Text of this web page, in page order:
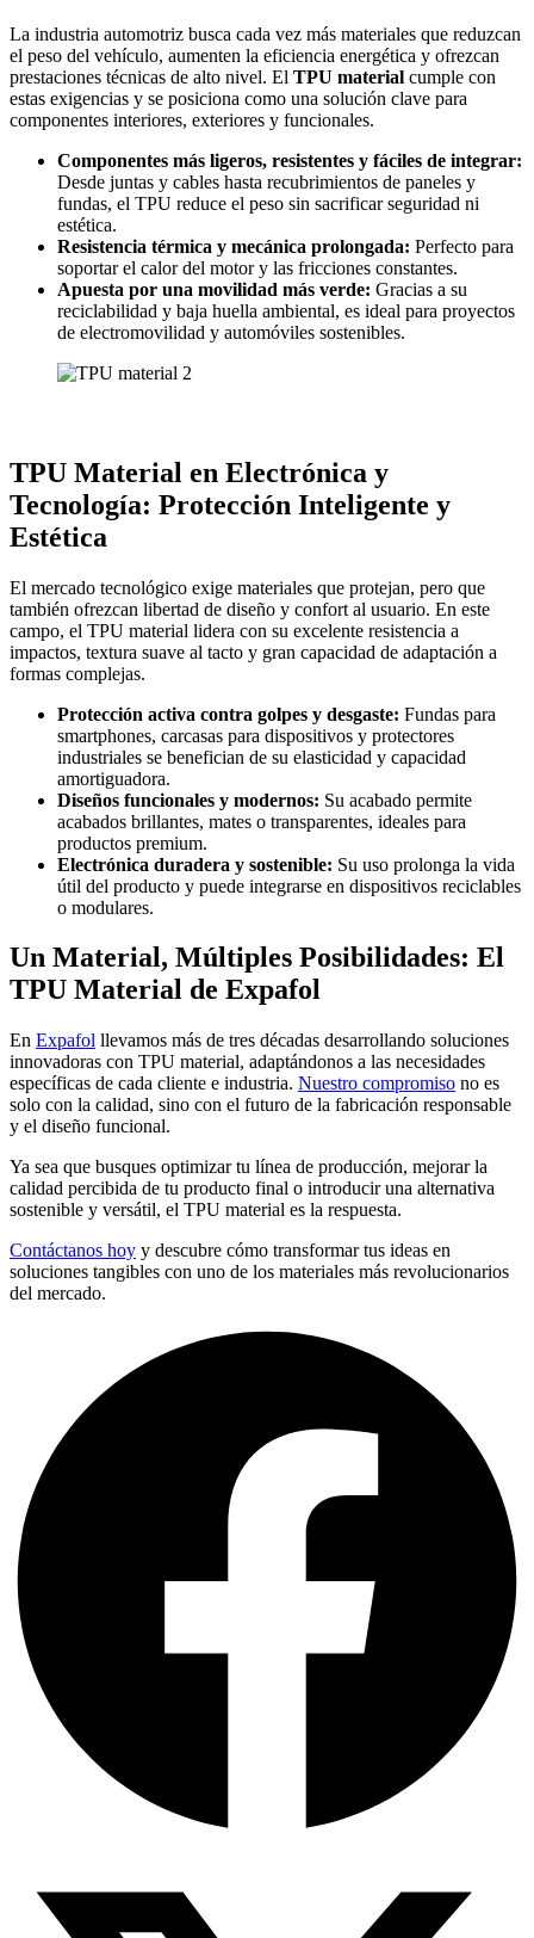
La industria automotriz busca cada vez más materiales que reduzcan
el peso del vehículo, aumenten la eficiencia energética y ofrezcan
prestaciones técnicas de alto nivel. El TPU material cumple con
estas exigencias y se posiciona como una solución clave para
componentes interiores, exteriores y funcionales.
Componentes más ligeros, resistentes y fáciles de integrar:
Desde juntas y cables hasta recubrimientos de paneles y
fundas, el TPU reduce el peso sin sacrificar seguridad ni
estética.
Resistencia térmica y mecánica prolongada: Perfecto para
soportar el calor del motor y las fricciones constantes.
Apuesta por una movilidad más verde: Gracias a su
reciclabilidad y baja huella ambiental, es ideal para proyectos
de electromovilidad y automóviles sostenibles.
TPU Material en Electrónica y
Tecnología: Protección Inteligente y
Estética
El mercado tecnológico exige materiales que protejan, pero que
también ofrezcan libertad de diseño y confort al usuario. En este
campo, el TPU material lidera con su excelente resistencia a
impactos, textura suave al tacto y gran capacidad de adaptación a
formas complejas.
Protección activa contra golpes y desgaste: Fundas para
smartphones, carcasas para dispositivos y protectores
industriales se benefician de su elasticidad y capacidad
amortiguadora.
Diseños funcionales y modernos: Su acabado permite
acabados brillantes, mates o transparentes, ideales para
productos premium.
Electrónica duradera y sostenible: Su uso prolonga la vida
útil del producto y puede integrarse en dispositivos reciclables
o modulares.
Un Material, Múltiples Posibilidades: El
TPU Material de Expafol
En Expafol llevamos más de tres décadas desarrollando soluciones
innovadoras con TPU material, adaptándonos a las necesidades
específicas de cada cliente e industria. Nuestro compromiso no es
solo con la calidad, sino con el futuro de la fabricación responsable
y el diseño funcional.
Ya sea que busques optimizar tu línea de producción, mejorar la
calidad percibida de tu producto final o introducir una alternativa
sostenible y versátil, el TPU material es la respuesta.
Contáctanos hoy y descubre cómo transformar tus ideas en
soluciones tangibles con uno de los materiales más revolucionarios
del mercado.